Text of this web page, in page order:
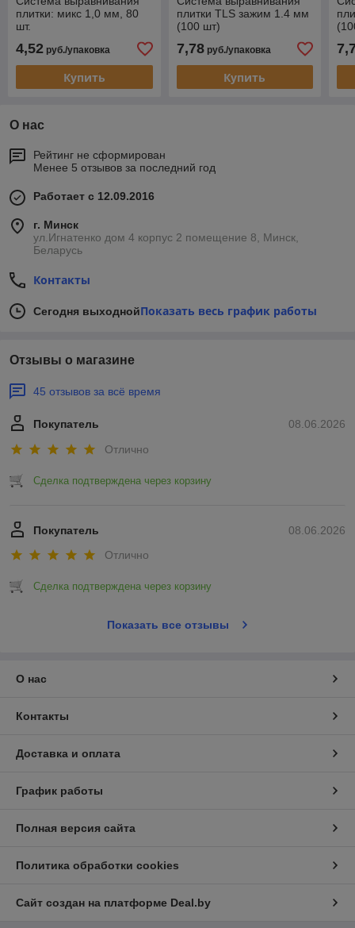
плитки: микс 1,0 мм, 80
шт.
4,52 руб./упаковка
Купить
плитки TLS зажим 1.4 мм
(100 шт)
7,78руб./упаковка
Купить
О нас
Рейтинг не сформирован
Менее 5 отзывов за последний год
Работает с 12.09.2016
г. Минск
ул.Игнатенко дом 4 корпус 2 помещение 8, Минск,
Беларусь
Контакты
Сегодня выходнойПоказать весь график работы
Отзывы о магазине
45 отзывов за всё время
08.06.2026
Покупатель
Отлично
Сделка подтверждена через корзину
08.06.2026
Покупатель
Отлично
Сделка подтверждена через корзину
Показать все отзывы
О нас
Контакты
Доставка и оплата
График работы
Полная версия сайта
Политика обработки cookies
Сайт создан на платформе Deal.by